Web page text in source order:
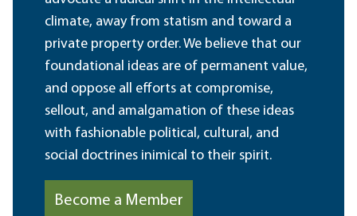
climate, away from statism and toward a
private property order. We believe that our
foundational ideas are of permanent value,
and oppose all efforts at compromise,
sellout, and amalgamation of these ideas
with fashionable political, cultural, and
social doctrines inimical to their spirit.
Become a Member